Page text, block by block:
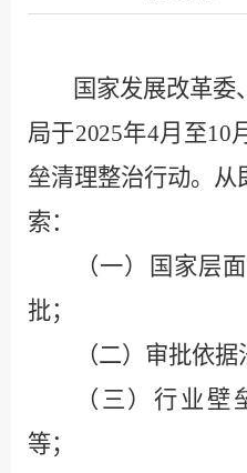
国家发展改革委
局于2025年4月至10
垒清理整治行动。从
索：
（一）国家层
批；
（二）审批依据
（三）行业壁
等；